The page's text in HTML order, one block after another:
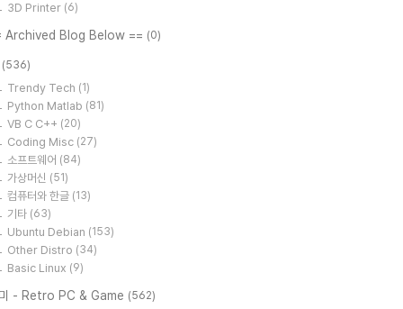
3D Printer (6)
Archived Blog Below == (0)
(536)
Trendy Tech (1)
Python Matlab (81)
VB C C++ (20)
Coding Misc (27)
소프트웨어 (84)
가상머신 (51)
컴퓨터와 한글 (13)
기타 (63)
Ubuntu Debian (153)
Other Distro (34)
Basic Linux (9)
- Retro PC & Game (562)